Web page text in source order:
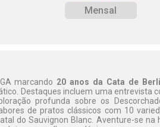
Mensal
marcando 20 anos da Cata de
Destaques incluem uma entrevista
profunda sobre os
de pratos clássicos com 10
do Sauvignon Blanc. Aventure-se